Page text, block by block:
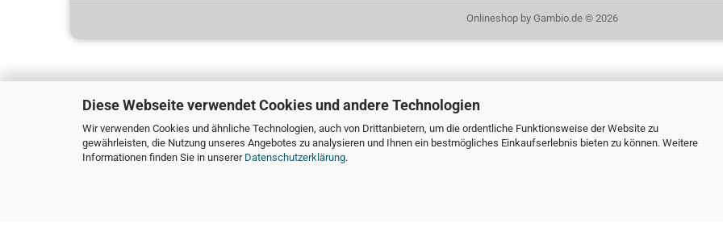
Diese Webseite verwendet Cookies und andere Technologien
Wir verwenden Cookies und ähnliche Technologien, auch von Drittanbietern, um die ordentliche Funktionsweise der Website zu
gewährleisten, die Nutzung unseres Angebotes zu analysieren und Ihnen ein bestmögliches Einkaufserlebnis bieten zu können. Weitere
Informationen finden Sie in unserer Datenschutzerklärung.
Onlineshop by Gambio.de © 2026